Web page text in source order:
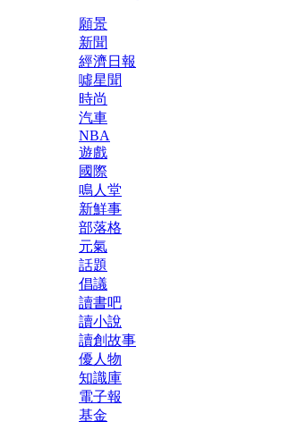
願景
新聞
經濟日報
噓星聞
時尚
汽車
NBA
遊戲
國際
鳴人堂
新鮮事
部落格
元氣
話題
倡議
讀書吧
讀小說
讀創故事
優人物
知識庫
電子報
基金